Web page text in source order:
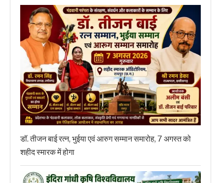
डॉ. तीजन बाई रत्न, भुईया एवं आरुग सम्मान समारोह, 7 अगस्त को
शहीद स्मारक में होगा